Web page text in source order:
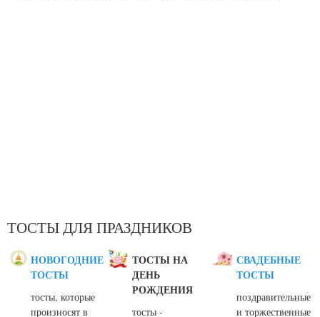
ТОСТЫ ДЛЯ ПРАЗДНИКОВ
НОВОГОДНИЕ
ТОСТЫ
тосты, которые
произносят в
ТОСТЫ НА
ДЕНЬ
РОЖДЕНИЯ
тосты -
СВАДЕБНЫЕ
ТОСТЫ
поздравительные
и торжественные